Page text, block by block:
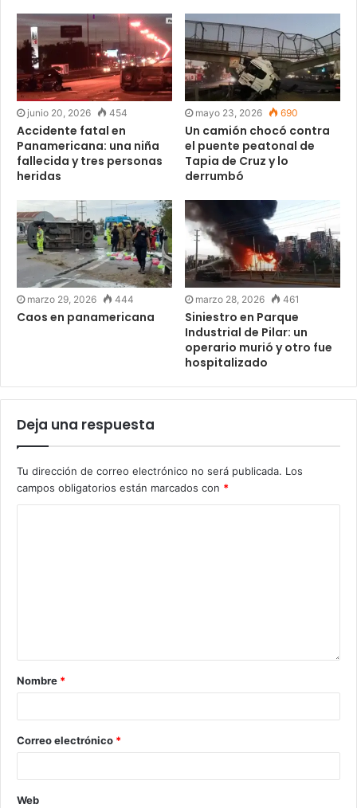
junio 20, 2026 454
Accidente fatal en
Panamericana: una niña
fallecida y tres personas
heridas
mayo 23, 2026 690
Un camión chocó contra
el puente peatonal de
Tapia de Cruz y lo
derrumbó
marzo 29, 2026 444
Caos en panamericana
marzo 28, 2026 461
Siniestro en Parque
Industrial de Pilar: un
operario murió y otro fue
hospitalizado
Deja una respuesta
Tu dirección de correo electrónico no será publicada. Los
campos obligatorios están marcados con *
Nombre *
Correo electrónico *
Web